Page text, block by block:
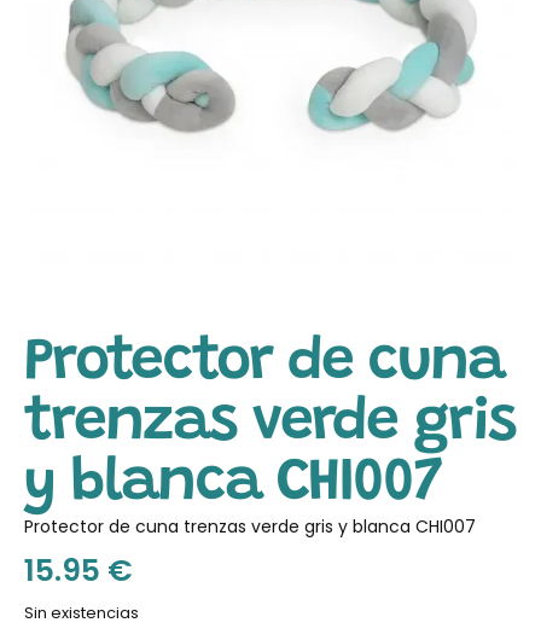
Protector de cuna
trenzas verde gris
y blanca CHI007
Protector de cuna trenzas verde gris y blanca CHI007
15.95 €
Sin existencias